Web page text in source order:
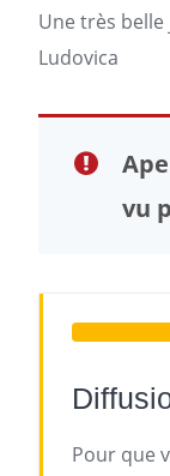
Une très
Ludovica
vu
Pour que